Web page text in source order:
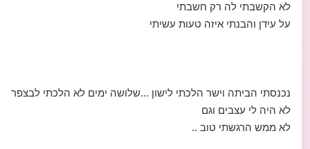
לא הקשבתי לה רק חשבתי
על עידן והבנתי איזה טעות עשיתי
נכנסתי הביתה וישר הלכתי לישון ...שלושה ימים לא הלכתי לבצפר
לא היה לי עצבים וגם
לא ממש הרגשתי טוב ..